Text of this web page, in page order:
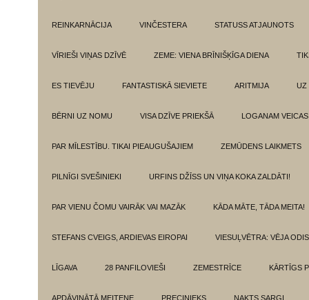
REINKARNĀCIJA VINČESTERA STATUSS ATJAUNOTS
VĪRIEŠI VIŅAS DZĪVĒ ZEME: VIENA BRĪNIŠĶĪGA DIENA
ES TIEVĒJU FANTASTISKĀ SIEVIETE ARITMIJA UZ
BĒRNI UZ NOMU VISA DZĪVE PRIEKŠĀ LOGANAM VEICAS
PAR MĪLESTĪBU. TIKAI PIEAUGUŠAJIEM ZEMŪDENS LAIKMETS
PILNĪGI SVEŠINIEKI URFINS DŽĪSS UN VIŅA KOKA ZALDĀTI!
PAR VIENU ČOMU VAIRĀK VAI MAZĀK KĀDA MĀTE, TĀDA MEITA!
STEFANS CVEIGS, ARDIEVAS EIROPAI VIESUĻVĒTRA: VĒJA
LĪGAVA 28 PANFILOVIEŠI ZEMESTRĪCE KĀRTĪGS
APDĀVINĀTĀ MEITENE PRECINIEKS NAKTS SARGI